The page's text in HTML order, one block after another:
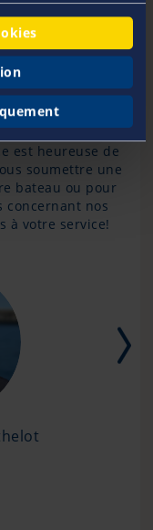
Notre équipe
est heureuse de
soumettre une
bateau ou pour
nos
à votre service!